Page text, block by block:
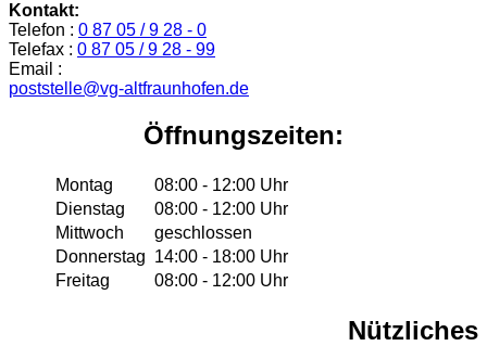
Kontakt:
Telefon : 0 87 05 / 9 28 - 0
Telefax : 0 87 05 / 9 28 - 99
Email :
poststelle@vg-altfraunhofen.de
Öffnungszeiten:
Montag
08:00 - 12:00 Uhr
Dienstag
08:00 - 12:00 Uhr
Mittwoch
geschlossen
Donnerstag 14:00 - 18:00 Uhr
Freitag
08:00 - 12:00 Uhr
Nützliches